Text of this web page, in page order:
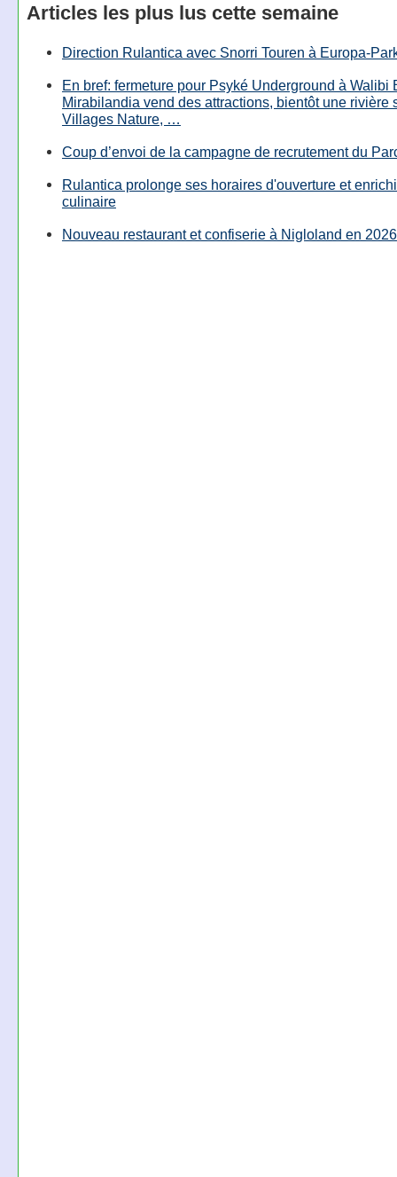
Articles les plus lus cette semaine
Direction Rulantica avec Snorri Touren à Europa-
En bref: fermeture pour Psyké Underground à Walibi
Mirabilandia vend des attractions, bientôt une rivière
Villages Nature, …
Coup d’envoi de la campagne de recrutement du
Rulantica prolonge ses horaires d'ouverture et
culinaire
Nouveau restaurant et confiserie à Nigloland en 2026